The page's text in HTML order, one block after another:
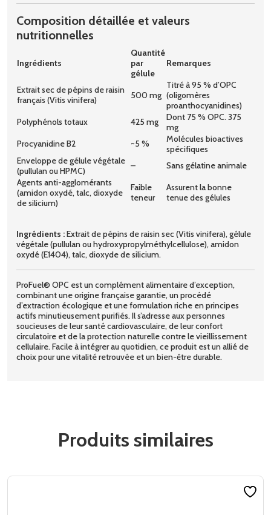
Composition détaillée et valeurs
nutritionnelles
Ingrédients
Quantité
par
gélule
Remarques
Extrait sec de pépins de raisin
français (Vitis vinifera)
500 mg
Titré à 95 % d’OPC
(oligomères
proanthocyanidines)
Polyphénols totaux
425 mg
Dont 75 % OPC. 375
mg
Procyanidine B2
~5 %
Molécules bioactives
spécifiques
Enveloppe de gélule végétale
(pullulan ou HPMC)
–
Sans gélatine animale
Agents anti-agglomérants
(amidon oxydé, talc, dioxyde
de silicium)
Faible
teneur
Assurent la bonne
tenue des gélules
Ingrédients :Extrait de pépins de raisin sec (Vitis vinifera), gélule
végétale (pullulan ou hydroxypropylméthylcellulose), amidon
oxydé (E1404), talc, dioxyde de silicium.
ProFuel® OPC est un complément alimentaire d’exception,
combinant une origine française garantie, un procédé
d’extraction écologique et une formulation riche en principes
actifs minutieusement purifiés. Il s’adresse aux personnes
soucieuses de leur santé cardiovasculaire, de leur confort
circulatoire et de la protection naturelle contre le vieillissement
cellulaire. Facile à intégrer au quotidien, ce produit est un allié de
choix pour une vitalité retrouvée et un bien-être durable.
Produits similaires